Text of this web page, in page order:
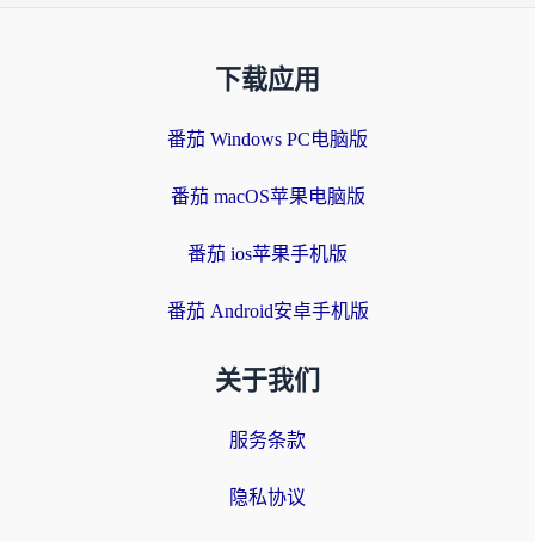
下载应用
番茄 Windows PC电脑版
番茄 macOS苹果电脑版
番茄 ios苹果手机版
番茄 Android安卓手机版
关于我们
服务条款
隐私协议